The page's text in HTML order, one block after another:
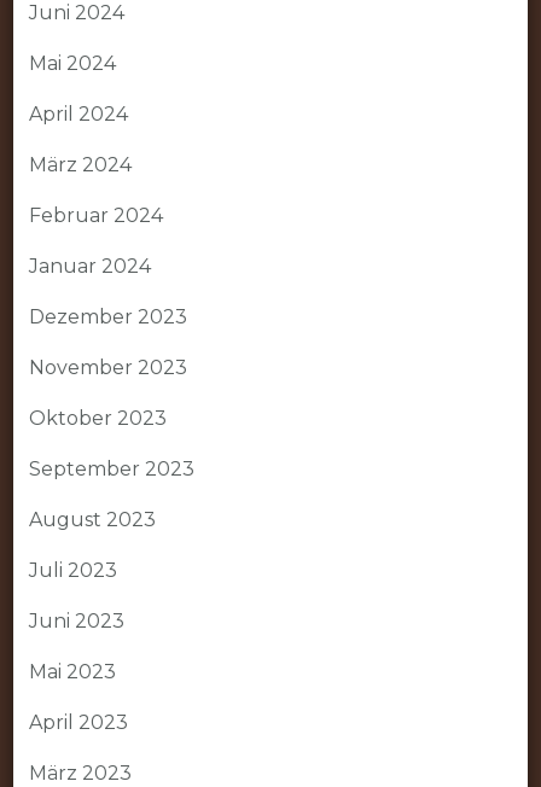
Juni 2024
Mai 2024
April 2024
März 2024
Februar 2024
Januar 2024
Dezember 2023
November 2023
Oktober 2023
September 2023
August 2023
Juli 2023
Juni 2023
Mai 2023
April 2023
März 2023